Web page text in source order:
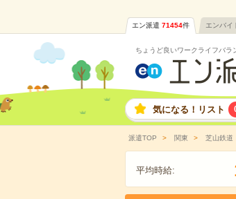
エン派遣 71454件 エンバイ
ちょうど良いワークライフバラ
気になる！リスト
派遣TOP 関東 芝山鉄道
平均時給: